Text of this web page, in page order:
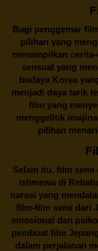
Bagi penggemar
pilihan yang
menampilkan
sensual yang
budaya Korea
menjadi daya tarik
film yang
menggelitik
pilihan
Selain itu, film semi
istimewa di
narasi yang
film-film semi dari
emosional dan
pembuat film
dalam perjalanan